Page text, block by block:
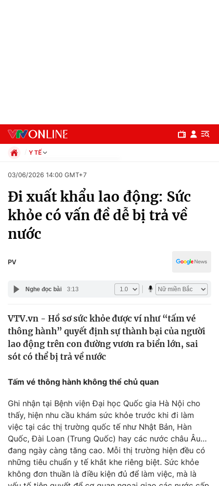
Chuyên mục
Chính trị
Thế giới
Tin tức
Tài chính
Thị trường
Góc doanh nghiệp
Truyền hình
Phim VTV
Hậu trường
Nhân vật
Giải trí
Điện ảnh
Đời sống
Y TẾ
Xã hội
Pháp luật
Thể thao
Truyền hình
Giáo dục
03/06/2026 14:00 GMT+7
Đi xuất khẩu lao động: Sức
khỏe có vấn đề dễ bị trả về
nước
PV
Nghe đọc bài 3:13
VTV.vn - Hồ sơ sức khỏe được ví như “tấm vé
thông hành” quyết định sự thành bại của người
lao động trên con đường vươn ra biển lớn, sai
sót có thể bị trả về nước
Tấm vé thông hành không thể chủ quan
Ghi nhận tại Bệnh viện Đại học Quốc gia Hà Nội cho
thấy, hiện nhu cầu khám sức khỏe trước khi đi làm
việc tại các thị trường quốc tế như Nhật Bản, Hàn
Quốc, Đài Loan (Trung Quốc) hay các nước châu Âu…
đang ngày càng tăng cao. Mỗi thị trường hiện đều có
những tiêu chuẩn y tế khắt khe riêng biệt. Sức khỏe
không đơn thuần là điều kiện đủ để làm việc, mà là